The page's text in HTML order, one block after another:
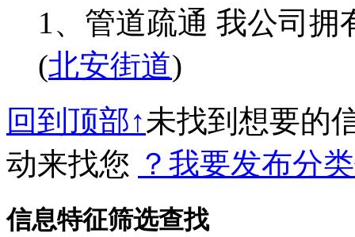
1、管道疏通 我公司
(北安街道)
回到顶部↑未找到想要的
动来找您 ？我要发布分
信息特征筛选查找